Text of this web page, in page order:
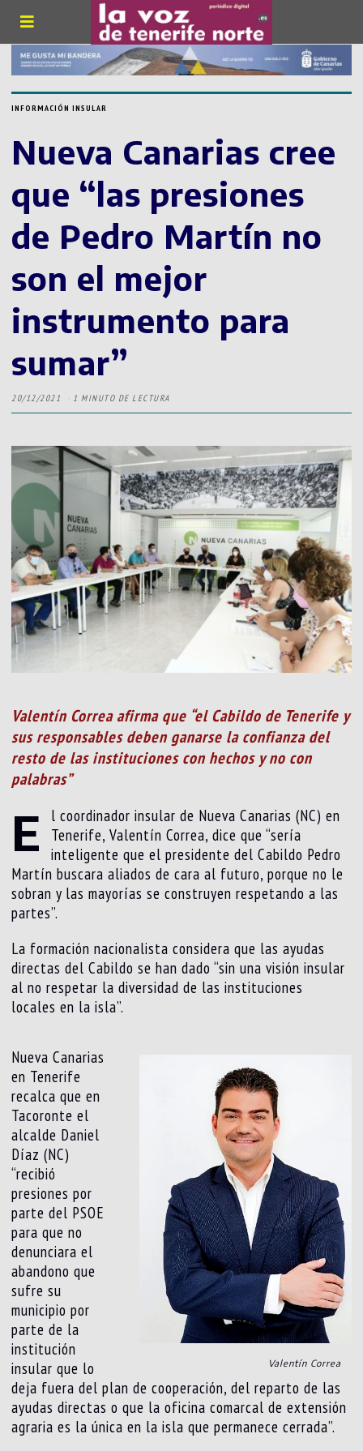
INFORMACIÓN INSULAR
Nueva Canarias cree
que “las presiones
de Pedro Martín no
son el mejor
instrumento para
sumar”
20/12/2021 1 MINUTO DE LECTURA
Valentín Correa afirma que “el Cabildo de Tenerife y
sus responsables deben ganarse la confianza del
resto de las instituciones con hechos y no con
palabras”
E
l coordinador insular de Nueva Canarias (NC) en
Tenerife, Valentín Correa, dice que “sería
inteligente que el presidente del Cabildo Pedro
Martín buscara aliados de cara al futuro, porque no le
sobran y las mayorías se construyen respetando a las
partes”.
La formación nacionalista considera que las ayudas
directas del Cabildo se han dado “sin una visión insular
al no respetar la diversidad de las instituciones
locales en la isla”.
Valentín Correa
Nueva Canarias
en Tenerife
recalca que en
Tacoronte el
alcalde Daniel
Díaz (NC)
“recibió
presiones por
parte del PSOE
para que no
denunciara el
abandono que
sufre su
municipio por
parte de la
institución
insular que lo
deja fuera del plan de cooperación, del reparto de las
ayudas directas o que la oficina comarcal de extensión
agraria es la única en la isla que permanece cerrada”.